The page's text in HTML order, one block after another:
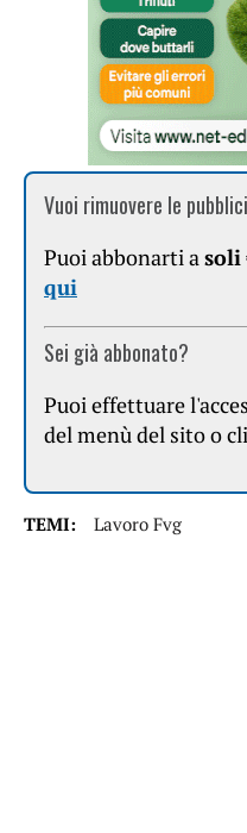
Vuoi rimuovere le
Puoi abbonarti asoli
qui
Sei già abbonato?
Puoi effettuare
del menù del sito o
TEMI: Lavoro Fvg